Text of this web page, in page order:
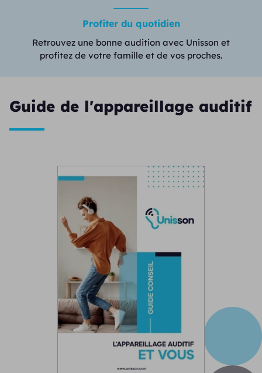
Profiter du quotidien
Retrouvez une bonne audition avec Unisson et
profitez de votre famille et de vos proches.
Guide de l'appareillage auditif